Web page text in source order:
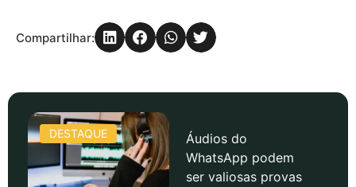
Compartilhar:
DESTAQUE
Áudios do
WhatsApp podem
ser valiosas provas